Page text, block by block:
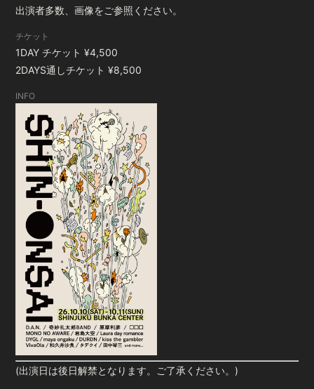
出演者多数、画像をご参照ください。
チケット
1DAY チケット ¥4,500
2DAYS通しチケット ¥8,500
INFO
(出演日は後日解禁となります。ご了承ください。)